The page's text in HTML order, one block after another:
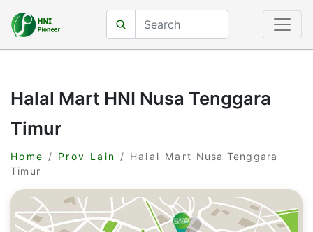
Halal Mart HNI Nusa Tenggara
Timur
Home / Prov Lain / Halal Mart Nusa Tenggara
Timur